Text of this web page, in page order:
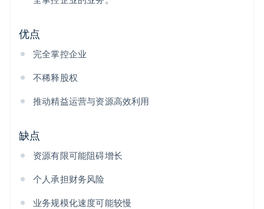
优点
完全掌控企业
不稀释股权
推动精益运营与资源高效利用
缺点
资源有限可能阻碍增长
个人承担财务风险
业务规模化速度可能较慢